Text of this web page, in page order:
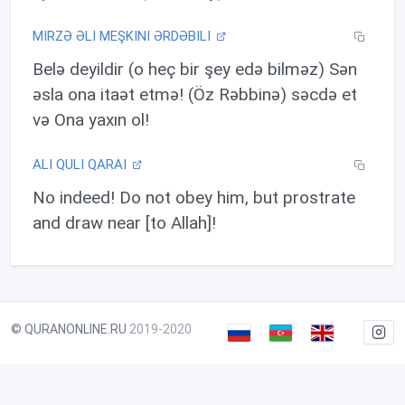
MIRZƏ ƏLI MEŞKINI ƏRDƏBILI
Belə deyildir (o heç bir şey edə bilməz) Sən
əsla ona itaət etmə! (Öz Rəbbinə) səcdə et
və Ona yaxın ol!
ALI QULI QARAI
No indeed! Do not obey him, but prostrate
and draw near [to Allah]!
© QURANONLINE.RU 2019-2020